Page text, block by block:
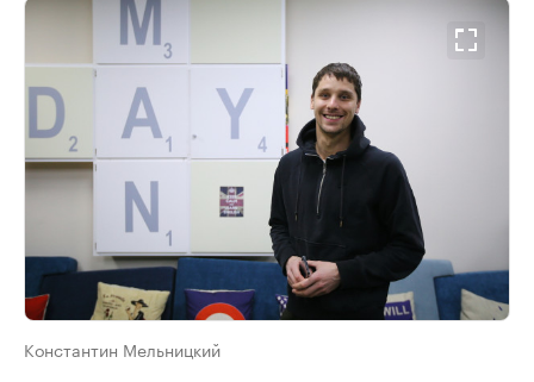
Константин Мельницкий